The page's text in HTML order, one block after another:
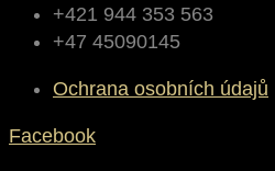
+421 944 353 563
+47 45090145
Ochrana osobních údajů
Facebook